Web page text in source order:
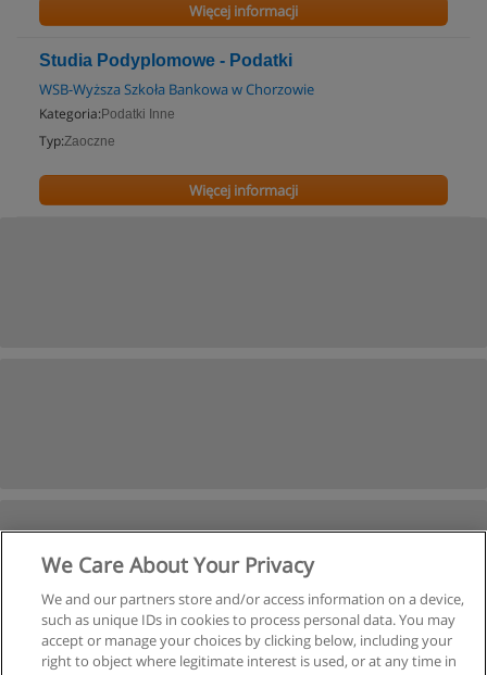
Więcej informacji
Studia Podyplomowe - Podatki
WSB-Wyższa Szkoła Bankowa w Chorzowie
Kategoria: Podatki Inne
Typ:Zaoczne
Więcej informacji
We Care About Your Privacy
We and our partners store and/or access information on a device,
such as unique IDs in cookies to process personal data. You may
accept or manage your choices by clicking below, including your
right to object where legitimate interest is used, or at any time in